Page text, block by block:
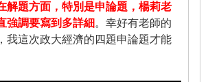
解題方面，特別是申論題，楊莉老
強調要寫到多詳細 。幸好有老師的
我這次政大經濟的四題申論題才能